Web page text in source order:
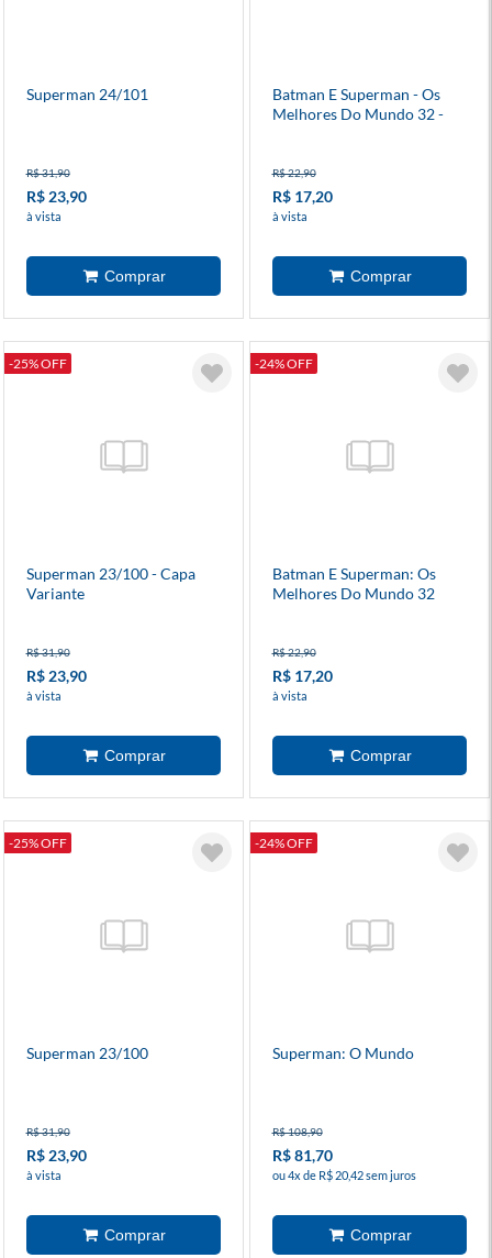
Superman 24/101
R$ 31,90
R$ 23,90
à vista
Batman E Superman - Os
Melhores Do Mundo 32 -
R$ 22,90
R$ 17,20
à vista
-25% OFF
Superman 23/100 - Capa
Variante
R$ 31,90
R$ 23,90
à vista
-24% OFF
Batman E Superman: Os
Melhores Do Mundo 32
R$ 22,90
R$ 17,20
à vista
-25% OFF
Superman 23/100
R$ 31,90
R$ 23,90
à vista
-24% OFF
Superman: O Mundo
R$ 108,90
R$ 81,70
ou 4x de R$ 20,42 sem juros